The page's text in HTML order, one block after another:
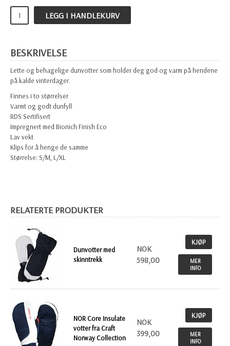
LEGG I HANDLEKURV
BESKRIVELSE
Lette og behagelige dunvotter som holder deg god og varm på hendene
på kalde vinterdager.
Finnes i to størrelser
Varmt og godt dunfyll
RDS Sertifisert
Impregnert med Bionich Finish Eco
Lav vekt
Klips for å henge de samme
Størrelse: S/M, L/XL
RELATERTE PRODUKTER
Dunvotter med
skinntrekk
NOK
598,00
KJØP
MER
INFO
NOR Core Insulate
votter fra Craft
Norway Collection
NOK
399,00
KJØP
MER
INFO